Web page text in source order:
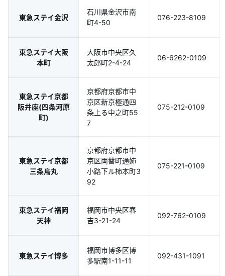
東急ステイ金沢
石川県金沢市南
町4-50
076-223-8109
東急ステイ大阪
本町
大阪市中央区久
太郎町2-4-24
06-6262-0109
東急ステイ京都
阪井座(四条河原
町)
京都府京都市中
京区新京極通四
条上る中之町55
7
075-212-0109
東急ステイ京都
三条烏丸
京都府京都市中
京区両替町通姉
小路下ル柿本町3
92
075-221-0109
東急ステイ福岡
天神
福岡市中央区春
吉3-21-24
092-762-0109
東急ステイ博多
福岡市博多区博
多駅南1-11-11
092-431-1091